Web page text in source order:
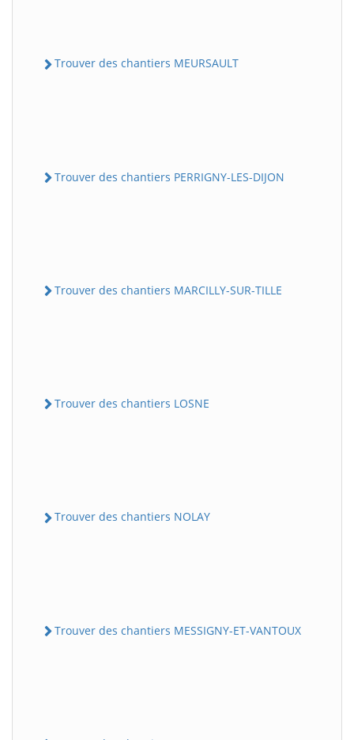
Trouver des chantiers MEURSAULT
Trouver des chantiers PERRIGNY-LES-DIJON
Trouver des chantiers MARCILLY-SUR-TILLE
Trouver des chantiers LOSNE
Trouver des chantiers NOLAY
Trouver des chantiers MESSIGNY-ET-VANTOUX